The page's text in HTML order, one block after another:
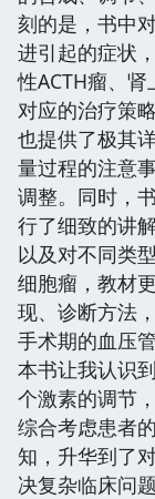
刻的是，书中
进引起的症状
性ACTH瘤、
对应的治疗策
也提供了极其
量过程的注意
调整。同时，
行了细致的讲
以及对不同类
细胞瘤，教材
现、诊断方法
手术期的血压
本书让我认识
个激素的调节
综合考虑患者
知，升华到了
决复杂临床问